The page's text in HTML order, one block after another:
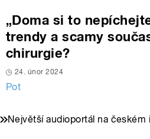
„Doma si to
trendy a scamy
chirurgie?
24. únor 2024
Pot
Největší audioportál na českém